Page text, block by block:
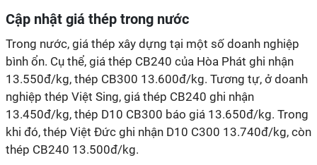
Cập nhật giá thép trong nước
Trong nước, giá thép xây dựng tại một số doanh nghiệp
bình ổn. Cụ thể, giá thép CB240 của Hòa Phát ghi nhận
13.550đ/kg, thép CB300 13.600đ/kg. Tương tự, ở doanh
nghiệp thép Việt Sing, giá thép CB240 ghi nhận
13.450đ/kg, thép D10 CB300 báo giá 13.650đ/kg. Trong
khi đó, thép Việt Đức ghi nhận D10 C300 13.740đ/kg, còn
thép CB240 13.500đ/kg.